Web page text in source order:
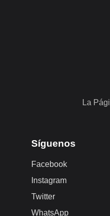
La
Síguenos
Facebook
Instagram
Twitter
WhatsApp